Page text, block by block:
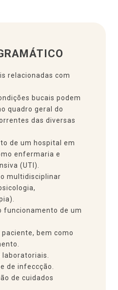
relacionadas com
bucais podem
quadro geral do
das diversas
de um hospital em
enfermaria e
(UTI).
multidisciplinar
funcionamento de um
bem como
de infeccção.
de cuidados